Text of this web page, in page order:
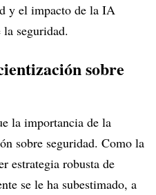
y el impacto de la IA
seguridad.
sobre
la importancia de la
sobre seguridad. Como la
estrategia robusta de
se le ha subestimado, a